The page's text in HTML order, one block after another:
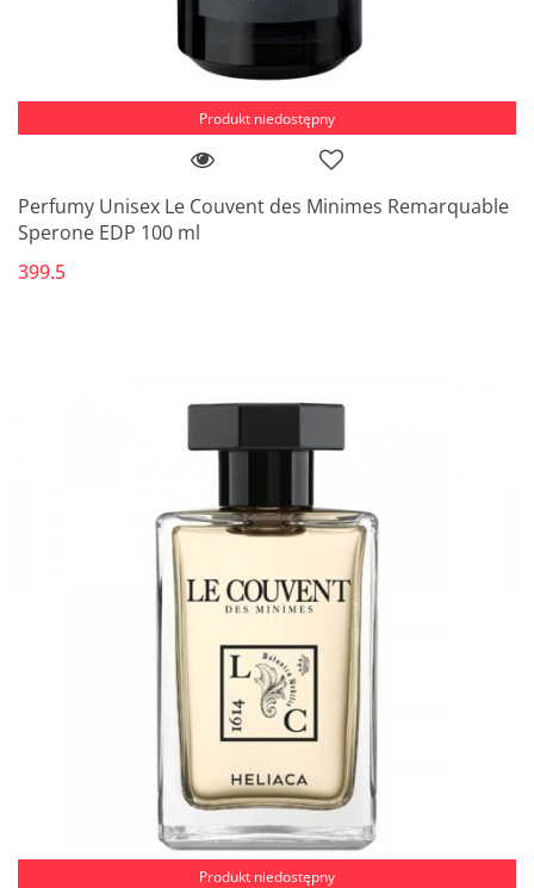
Produkt niedostępny
Perfumy Unisex Le Couvent des Minimes Remarquable
Sperone EDP 100 ml
399.5
Produkt niedostępny